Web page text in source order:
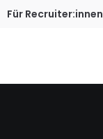
Für Recruiter:innen